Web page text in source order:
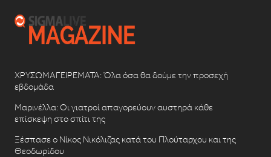
ΧΡΥΣΩΜΑΓΕΙΡΕΜΑΤΑ: Όλα όσα θα δούμε την προσεχή
εβδομάδα
Μαρινέλλα: Οι γιατροί απαγορεύουν αυστηρά κάθε
επίσκεψη στο σπίτι της
Ξέσπασε ο Νίκος Νικόλιζας κατά του Πλούταρχου και της
Θεοδωρίδου